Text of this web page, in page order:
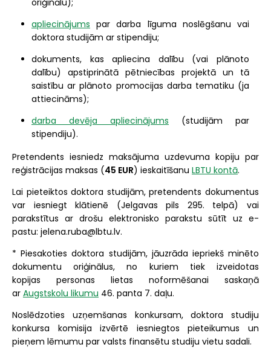
apliecinājums par darba līguma noslēgšanu vai
doktora studijām ar stipendiju;
dokuments, kas apliecina dalību (vai plānoto
dalību) apstiprinātā pētniecības projektā un tā
saistību ar plānoto promocijas darba tematiku (ja
attiecināms);
darba devēja apliecinājums (studijām par
stipendiju).
Pretendents iesniedz maksājuma uzdevuma kopiju par
reģistrācijas maksas (45 EUR) ieskaitīšanu LBTU kontā.
Lai pieteiktos doktora studijām, pretendents dokumentus
var iesniegt klātienē (Jelgavas pils 295. telpā) vai
parakstītus ar drošu elektronisko parakstu sūtīt uz e-
pastu: jelena.ruba@lbtu.lv.
*Piesakoties doktora studijām, jāuzrāda iepriekš minēto
dokumentu oriģinālus, no kuriem tiek izveidotas
kopijas personas lietas noformēšanai saskaņā
ar Augstskolu likumu 46. panta 7. daļu.
Noslēdzoties uzņemšanas konkursam, doktora studiju
konkursa komisija izvērtē iesniegtos pieteikumus un
pieņem lēmumu par valsts finansētu studiju vietu sadali.